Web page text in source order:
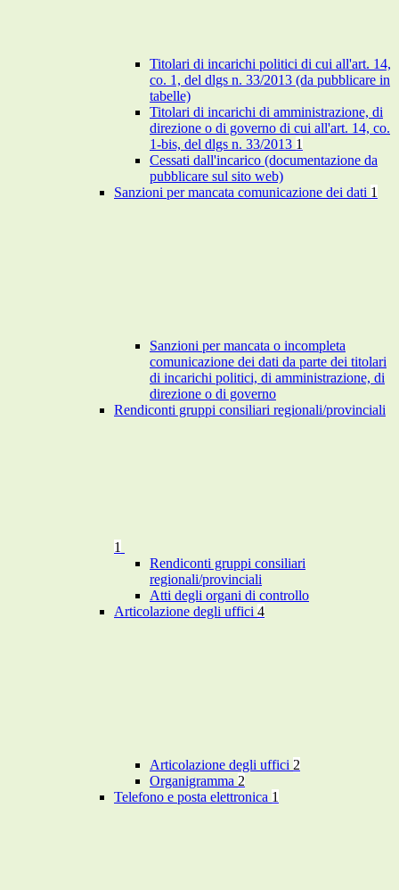
Titolari di incarichi politici di cui all'art. 14,
co. 1, del dlgs n. 33/2013 (da pubblicare in
tabelle)
Titolari di incarichi di amministrazione, di
direzione o di governo di cui all'art. 14, co.
1-bis, del dlgs n. 33/2013 1
Cessati dall'incarico (documentazione da
pubblicare sul sito web)
Sanzioni per mancata comunicazione dei dati 1
Sanzioni per mancata o incompleta
comunicazione dei dati da parte dei titolari
di incarichi politici, di amministrazione, di
direzione o di governo
Rendiconti gruppi consiliari regionali/provinciali
1
Rendiconti gruppi consiliari
regionali/provinciali
Atti degli organi di controllo
Articolazione degli uffici 4
Articolazione degli uffici 2
Organigramma 2
Telefono e posta elettronica 1